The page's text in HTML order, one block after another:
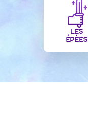
LES
ÉPÉES